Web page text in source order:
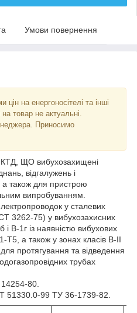
Умови повернення
цін на енергоносітелі та інші
товар не актуальні.
Приносимо
ЩО вибухозахищені
відгалужень і
а також для пристрою
випробуванням.
у сталевих
3262-75) у вибухозахисних
В-1г із наявністю вибухових
Т5, а також у зонах класів В-II
протягування та відведення
трубах
80.
51330.0-99 ТУ 36-1739-82.